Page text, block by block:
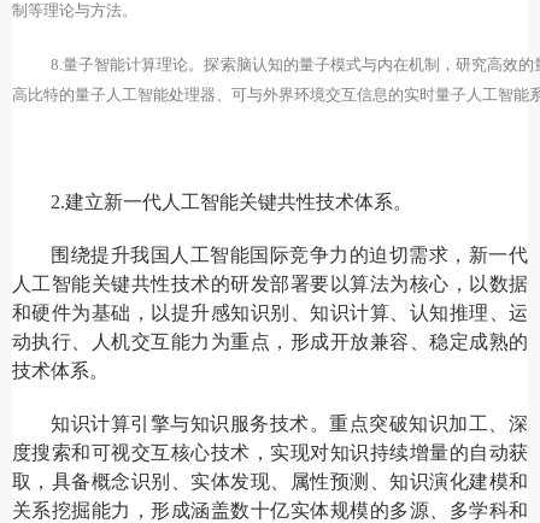
制等理论与方法。
8.量子智能计算理论。探索脑认知的量子模式与内在机制，研究高效
高比特的量子人工智能处理器、可与外界环境交互信息的实时量子人工智能
2.建立新一代人工智能关键共性技术体系。
围绕提升我国人工智能国际竞争力的迫切需求，新一代
人工智能关键共性技术的研发部署要以算法为核心，以数据
和硬件为基础，以提升感知识别、知识计算、认知推理、运
动执行、人机交互能力为重点，形成开放兼容、稳定成熟的
技术体系。
知识计算引擎与知识服务技术。重点突破知识加工、深
度搜索和可视交互核心技术，实现对知识持续增量的自动获
取，具备概念识别、实体发现、属性预测、知识演化建模和
关系挖掘能力，形成涵盖数十亿实体规模的多源、多学科和